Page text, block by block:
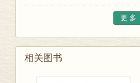
更 多
相关图书